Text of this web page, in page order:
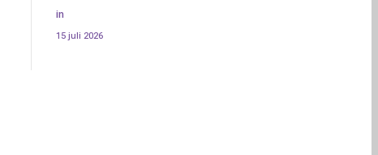
in
15 juli 2026